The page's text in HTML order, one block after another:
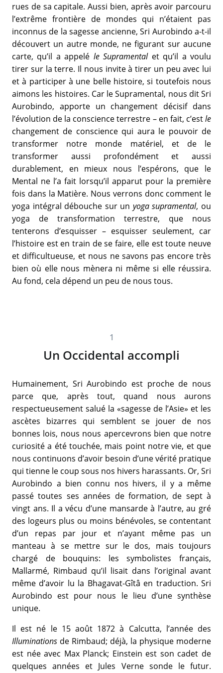
rues de sa capitale. Aussi bien, après avoir parcouru
l’extrême frontière de mondes qui n’étaient pas
inconnus de la sagesse ancienne, Sri Aurobindo a-t-il
découvert un autre monde, ne figurant sur aucune
carte, qu’il a appelé le Supramentalet qu’il a voulu
tirer sur la terre. Il nous invite à tirer un peu avec lui
et à participer à une belle histoire, si toutefois nous
aimons les histoires. Car le Supramental, nous dit Sri
Aurobindo, apporte un changement décisif dans
l’évolution de la conscience terrestre – en fait, c’estle
changement de conscience qui aura le pouvoir de
transformer notre monde matériel, et de le
transformer aussi profondément et aussi
durablement, en mieux nous l’espérons, que le
Mental ne l’a fait lorsqu’il apparut pour la première
fois dans la Matière. Nous verrons donc comment le
yoga intégral débouche sur un yoga supramental, ou
yoga de transformation terrestre, que nous
tenterons d’esquisser – esquisser seulement, car
l’histoire est en train de se faire, elle est toute neuve
et difficultueuse, et nous ne savons pas encore très
bien où elle nous mènera ni même si elle réussira.
Au fond, cela dépend un peu de nous tous.
1
Un Occidental accompli
Humainement, Sri Aurobindo est proche de nous
parce que, après tout, quand nous aurons
respectueusement salué la «sagesse de l’Asie» et les
ascètes bizarres qui semblent se jouer de nos
bonnes lois, nous nous apercevrons bien que notre
curiosité a été touchée, mais point notre vie, et que
nous continuons d’avoir besoin d’une vérité pratique
qui tienne le coup sous nos hivers harassants. Or, Sri
Aurobindo a bien connu nos hivers, il y a même
passé toutes ses années de formation, de sept à
vingt ans. Il a vécu d’une mansarde à l’autre, au gré
des logeurs plus ou moins bénévoles, se contentant
d’un repas par jour et n’ayant même pas un
manteau à se mettre sur le dos, mais toujours
chargé de bouquins: les symbolistes français,
Mallarmé, Rimbaud qu’il lisait dans l’original avant
même d’avoir lu la Bhagavat-Gîtâ en traduction. Sri
Aurobindo est pour nous le lieu d’une synthèse
unique.
Il est né le 15 août 1872 à Calcutta, l’année des
Illuminations de Rimbaud; déjà, la physique moderne
est née avec Max Planck; Einstein est son cadet de
quelques années et Jules Verne sonde le futur.